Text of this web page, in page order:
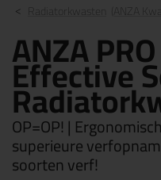
Radiatorkwasten (ANZA
ANZA
Effective
OP=OP! |
superieure
soorten verf!